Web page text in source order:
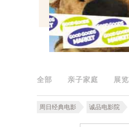
全部 亲子家庭 展览
周日经典电影 诚品电影院